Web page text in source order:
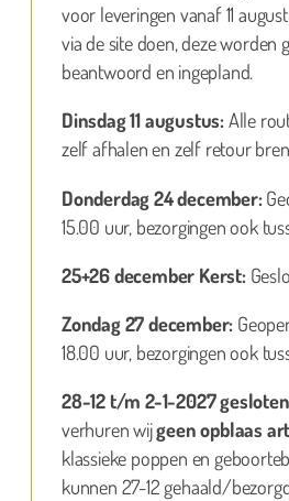
voor leveringen vanaf 11
via de site doen, deze worden
beantwoord en ingepland.
Dinsdag 11 augustus:Alle
zelf afhalen en zelf retour
Donderdag 24 december:
15.00 uur, bezorgingen ook
25+26 december Kerst:
Zondag 27 december:
18.00 uur, bezorgingen ook
28-12 t/m 2-1-2027 gesloten
verhuren wijgeen opblaas
klassieke poppen en
kunnen 27-12 gehaald/